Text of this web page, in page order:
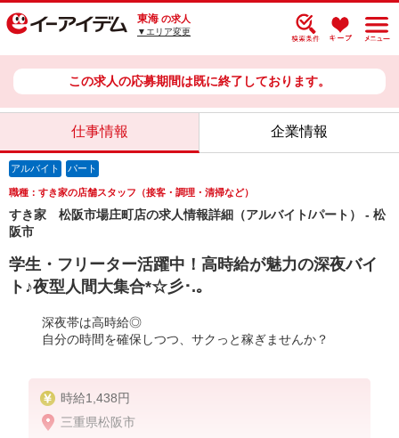
東海 の求人
▼エリア変更
この求人の応募期間は既に終了しております。
仕事情報 企業情報
アルバイト パート
職種：すき家の店舗スタッフ（接客・調理・清掃など）
すき家 松阪市場庄町店の求人情報詳細（アルバイト/パート） - 松
阪市
学生・フリーター活躍中！高時給が魅力の深夜バイ
ト♪夜型人間大集合*☆彡･.｡
深夜帯は高時給◎
自分の時間を確保しつつ、サクっと稼ぎませんか？
時給1,438円
三重県松阪市